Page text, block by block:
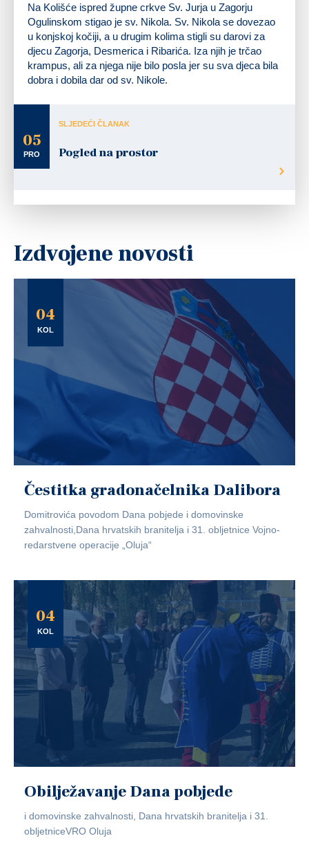
Na Kolišće ispred župne crkve Sv. Jurja u Zagorju
Ogulinskom stigao je sv. Nikola. Sv. Nikola se dovezao
u konjskoj kočiji, a u drugim kolima stigli su darovi za
djecu Zagorja, Desmerica i Ribarića. Iza njih je trčao
krampus, ali za njega nije bilo posla jer su sva djeca bila
dobra i dobila dar od sv. Nikole.
05
PRO
SLJEDEĆI ČLANAK
Pogled na prostor
Izdvojene novosti
04
KOL
Čestitka gradonačelnika Dalibora
Domitrovića povodom Dana pobjede i domovinske
zahvalnosti,Dana hrvatskih branitelja i 31. obljetnice Vojno-
redarstvene operacije „Oluja“
04
KOL
Obilježavanje Dana pobjede
i domovinske zahvalnosti, Dana hrvatskih branitelja i 31.
obljetniceVRO Oluja